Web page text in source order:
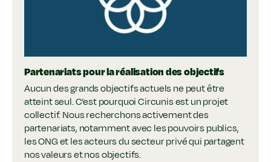
Partenariats pour la réalisation des objectifs
Aucun des grands objectifs actuels ne peut être
atteint seul. C’est pourquoi Circunis est un projet
collectif. Nous recherchons activement des
partenariats, notamment avec les pouvoirs publics,
les ONG et les acteurs du secteur privé qui partagent
nos valeurs et nos objectifs.